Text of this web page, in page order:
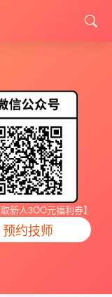
取新人3OO元福利券】
预约技师